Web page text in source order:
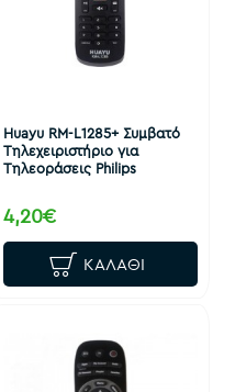
Huayu RM-L1285+ Συμβατό
Τηλεχειριστήριο για
Τηλεοράσεις Philips
4,20€
ΚΑΛΆΘΙ